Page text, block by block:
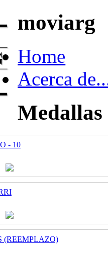
moviarg
Home
Acerca
Medallas
- 10
(REEMPLAZO)